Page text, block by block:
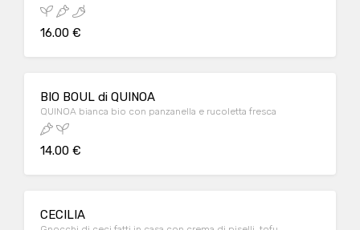
16.00 €
BIO BOUL di QUINOA
QUINOA bianca bio con panzanella e rucoletta fresca
14.00 €
CECILIA